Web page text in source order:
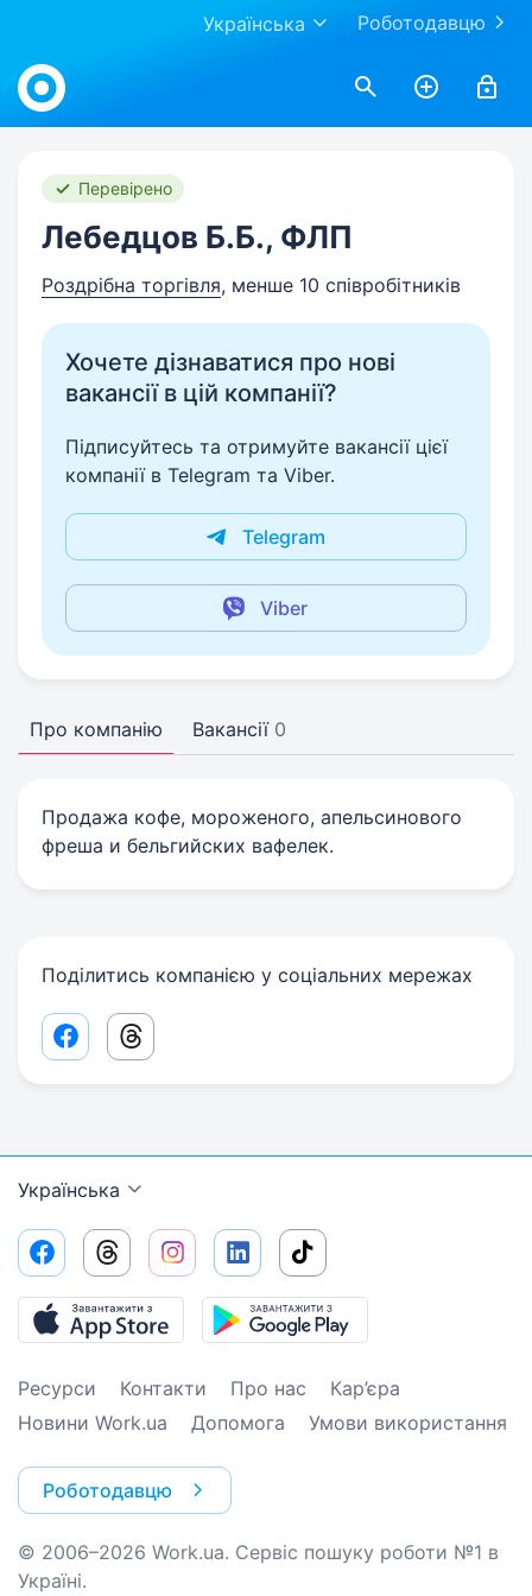
Роботодавцю
Українська
Work.ua
Перевірено
Лебедцов Б.Б., ФЛП
Роздрібна торгівля, менше 10 співробітників
Хочете дізнаватися про нові
вакансії в цій компанії?
Підписуйтесь та отримуйте вакансії цієї
компанії в Telegram та Viber.
Telegram
Viber
Про компанію Вакансії 0
Продажа кофе, мороженого, апельсинового
фреша и бельгийских вафелек.
Поділитись компанією у соціальних мережах
Facebook share link
Threads share link
Українська
Ресурси Контакти Про нас
Кар’єра
Новини Work.ua
Допомога Умови використання
Роботодавцю
© 2006–2026 Work.ua. Сервіс пошуку роботи №1 в
Україні.